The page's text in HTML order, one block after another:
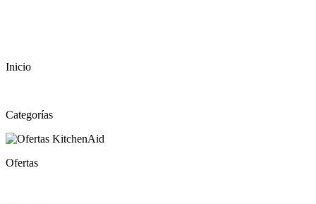
Inicio
Categorías
Ofertas